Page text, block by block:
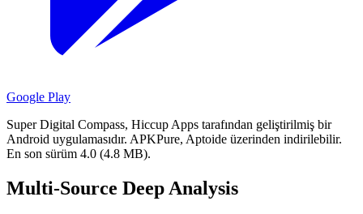
Google Play
Super Digital Compass, Hiccup Apps tarafından geliştirilmiş bir
Android uygulamasıdır. APKPure, Aptoide üzerinden indirilebilir.
En son sürüm 4.0 (4.8 MB).
Multi-Source Deep Analysis